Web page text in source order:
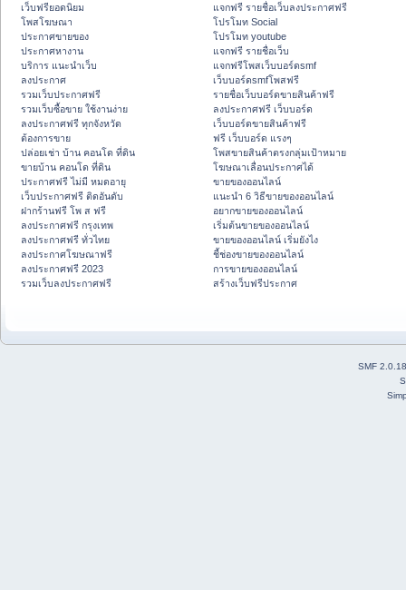
เว็บฟรียอดนิยม
โพสโฆษณา
ประกาศขายของ
ประกาศหางาน
บริการ แนะนำเว็บ
ลงประกาศ
รวมเว็บประกาศฟรี
รวมเว็บซื้อขาย ใช้งานง่าย
ลงประกาศฟรี ทุกจังหวัด
ต้องการขาย
ปล่อยเช่า บ้าน คอนโด ที่ดิน
ขายบ้าน คอนโด ที่ดิน
ประกาศฟรี ไม่มี หมดอายุ
เว็บประกาศฟรี ติดอันดับ
ฝากร้านฟรี โพ ส ฟรี
ลงประกาศฟรี กรุงเทพ
ลงประกาศฟรี ทั่วไทย
ลงประกาศโฆษณาฟรี
ลงประกาศฟรี 2023
รวมเว็บลงประกาศฟรี
แจกฟรี รายชื่อเว็บลงประกาศฟรี
โปรโมท Social
โปรโมท youtube
แจกฟรี รายชื่อเว็บ
แจกฟรีโพสเว็บบอร์ดsmf
เว็บบอร์ดsmfโพสฟรี
รายชื่อเว็บบอร์ดขายสินค้าฟรี
ลงประกาศฟรี เว็บบอร์ด
เว็บบอร์ดขายสินค้าฟรี
ฟรี เว็บบอร์ด แรงๆ
โพสขายสินค้าตรงกลุ่มเป้าหมาย
โฆษณาเลื่อนประกาศได้
ขายของออนไลน์
แนะนำ 6 วิธีขายของออนไลน์
อยากขายของออนไลน์
เริ่มต้นขายของออนไลน์
ขายของออนไลน์ เริ่มยังไง
ชี้ช่องขายของออนไลน์
การขายของออนไลน์
สร้างเว็บฟรีประกาศ
SMF 2.0.18